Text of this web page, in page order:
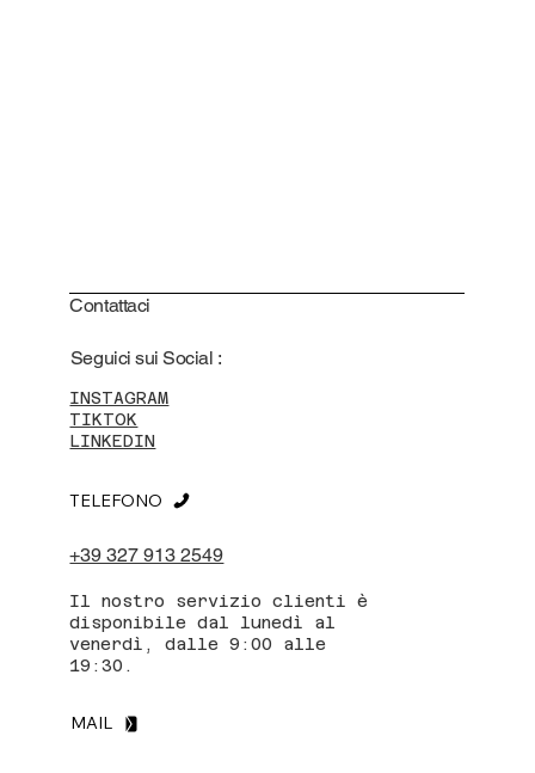
Contattaci
INSTAGRAM
TIKTOK
LINKEDIN
Seguici sui Social :
+39 327 913 2549
TELEFONO
Il nostro servizio clienti è
disponibile dal lunedì al
venerdì, dalle 9:00 alle
19:30.
MAIL